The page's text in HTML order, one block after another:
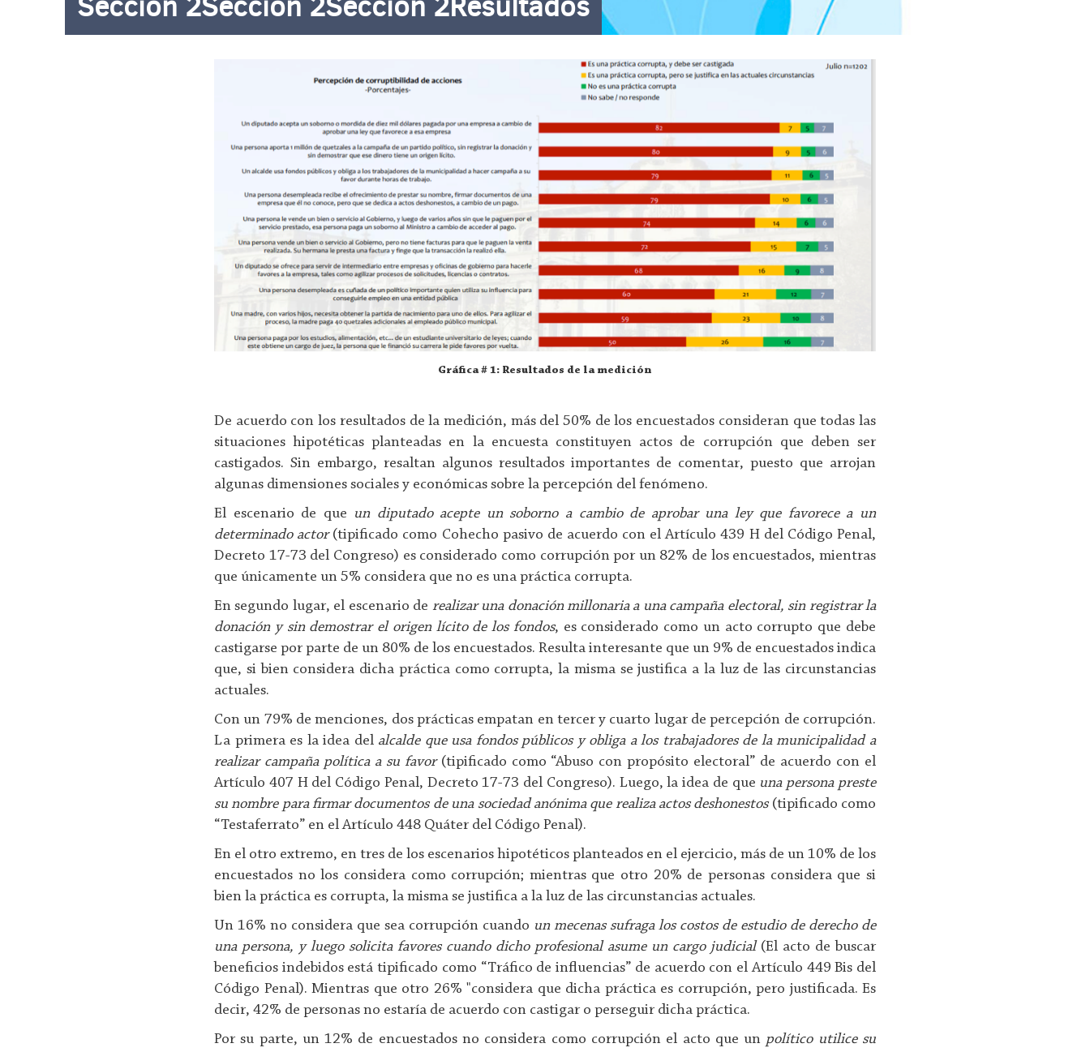
Gráfica # 1: Resultados de la medición
De acuerdo con los resultados de la medición, más del 50% de los encuestados consideran que todas las
situaciones hipotéticas planteadas en la encuesta constituyen actos de corrupción que deben ser
castigados. Sin embargo, resaltan algunos resultados importantes de comentar, puesto que arrojan
algunas dimensiones sociales y económicas sobre la percepción del fenómeno.
El escenario de que un diputado acepte un soborno a cambio de aprobar una ley que favorece a un
determinado actor(tipificado como Cohecho pasivo de acuerdo con el Artículo 439 H del Código Penal,
Decreto 17-73 del Congreso) es considerado como corrupción por un 82% de los encuestados, mientras
que únicamente un 5% considera que no es una práctica corrupta.
En segundo lugar, el escenario de realizar una donación millonaria a una campaña electoral, sin registrar la
donación y sin demostrar el origen lícito de los fondos, es considerado como un acto corrupto que debe
castigarse por parte de un 80% de los encuestados. Resulta interesante que un 9% de encuestados indica
que, si bien considera dicha práctica como corrupta, la misma se justifica a la luz de las circunstancias
actuales.
Con un 79% de menciones, dos prácticas empatan en tercer y cuarto lugar de percepción de corrupción.
La primera es la idea delalcalde que usa fondos públicos y obliga a los trabajadores de la municipalidad a
realizar campaña política a su favor(tipificado como “Abuso con propósito electoral” de acuerdo con el
Artículo 407 H del Código Penal, Decreto 17-73 del Congreso). Luego, la idea de que una persona preste
su nombre para firmar documentos de una sociedad anónima que realiza actos deshonestos(tipificado como
“Testaferrato” en el Artículo 448 Quáter del Código Penal).
En el otro extremo, en tres de los escenarios hipotéticos planteados en el ejercicio, más de un 10% de los
encuestados no los considera como corrupción; mientras que otro 20% de personas considera que si
bien la práctica es corrupta, la misma se justifica a la luz de las circunstancias actuales.
Un 16% no considera que sea corrupción cuando un mecenas sufraga los costos de estudio de derecho de
una persona, y luego solicita favores cuando dicho profesional asume un cargo judicial(El acto de buscar
beneficios indebidos está tipificado como “Tráfico de influencias” de acuerdo con el Artículo 449 Bis del
Código Penal). Mientras que otro 26% "considera que dicha práctica es corrupción, pero justificada. Es
decir, 42% de personas no estaría de acuerdo con castigar o perseguir dicha práctica.
Por su parte, un 12% de encuestados no considera como corrupción el acto que un político utilice su